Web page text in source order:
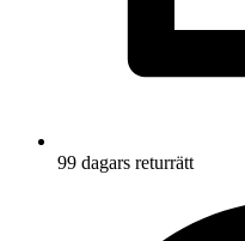
99 dagars returrätt